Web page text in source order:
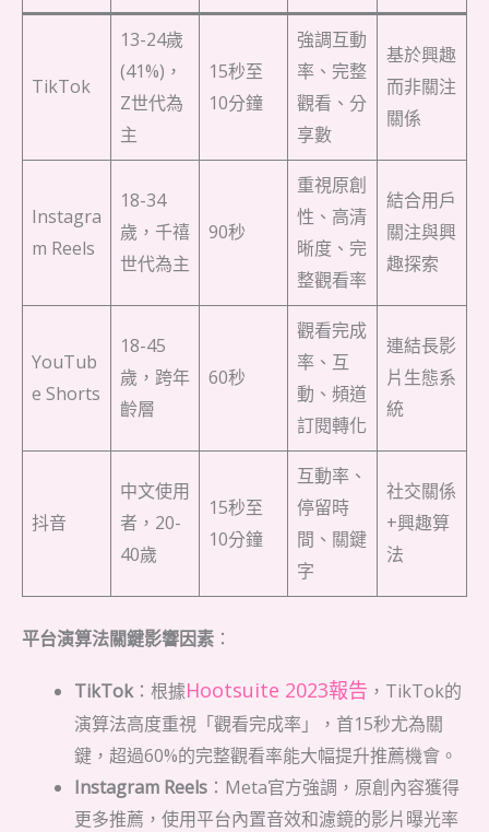
TikTok
13-24歲
(41%)，
Z世代為
主
15秒至
10分鐘
強調互動
率、完整
觀看、分
享數
基於興趣
而非關注
關係
Instagra
m Reels
18-34
歲，千禧
世代為主
90秒
重視原創
性、高清
晰度、完
整觀看率
結合用戶
關注與興
趣探索
YouTub
e Shorts
18-45
歲，跨年
齡層
60秒
觀看完成
率、互
動、頻道
訂閱轉化
連結長影
片生態系
統
抖音
中文使用
者，20-
40歲
15秒至
10分鐘
互動率、
停留時
間、關鍵
字
社交關係
+興趣算
法
平台演算法關鍵影響因素 ：
TikTok：根據Hootsuite 2023報告 ，TikTok的
演算法高度重視「觀看完成率」，首15秒尤為關
鍵，超過60%的完整觀看率能大幅提升推薦機會。
Instagram Reels ：Meta官方強調，原創內容獲得
更多推薦，使用平台內置音效和濾鏡的影片曝光率